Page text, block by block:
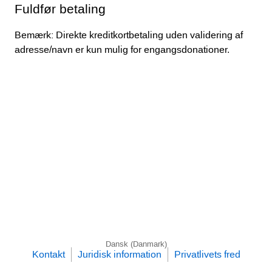
Fuldfør betaling
Bemærk: Direkte kreditkortbetaling uden validering af
adresse/navn er kun mulig for engangsdonationer.
Dansk (Danmark)
Kontakt Juridisk information Privatlivets fred